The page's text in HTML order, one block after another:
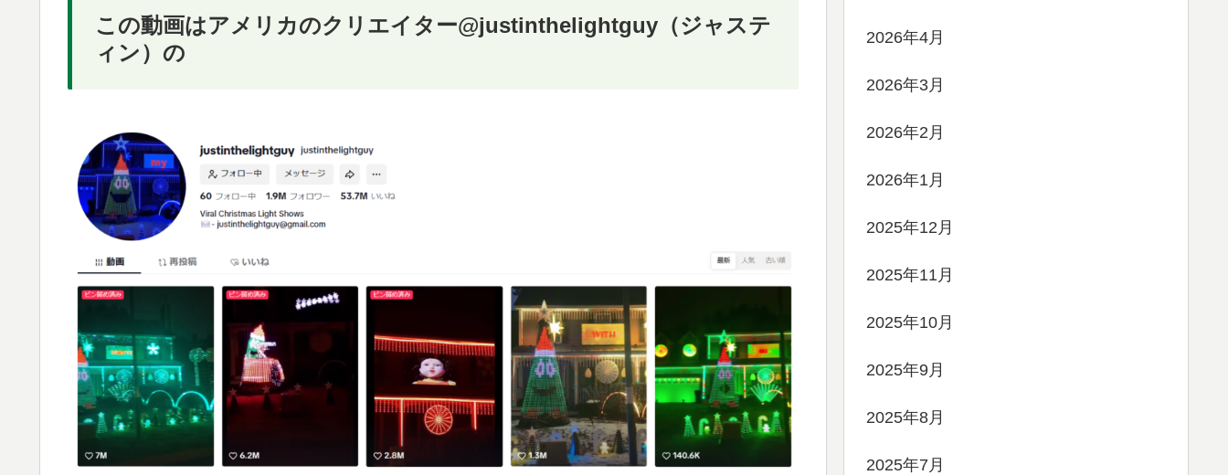
この動画はアメリカのクリエイター@justinthelightguy（ジャステ
ィン）の
2026年4月
2026年3月
2026年2月
2026年1月
2025年12月
2025年11月
2025年10月
2025年9月
2025年8月
2025年7月